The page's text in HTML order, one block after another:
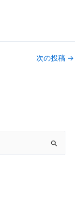
次の投稿 →